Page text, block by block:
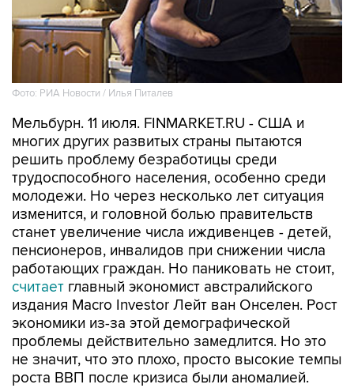
Фото: РИА Новости / Илья Питалев
Мельбурн. 11 июля. FINMARKET.RU - США и
многих других развитых страны пытаются
решить проблему безработицы среди
трудоспособного населения, особенно среди
молодежи. Но через несколько лет ситуация
изменится, и головной болью правительств
станет увеличение числа иждивенцев - детей,
пенсионеров, инвалидов при снижении числа
работающих граждан. Но паниковать не стоит,
считает главный экономист австралийского
издания Macro Investor Лейт ван Онселен. Рост
экономики из-за этой демографической
проблемы действительно замедлится. Но это
не значит, что это плохо, просто высокие темпы
роста ВВП после кризиса были аномалией.